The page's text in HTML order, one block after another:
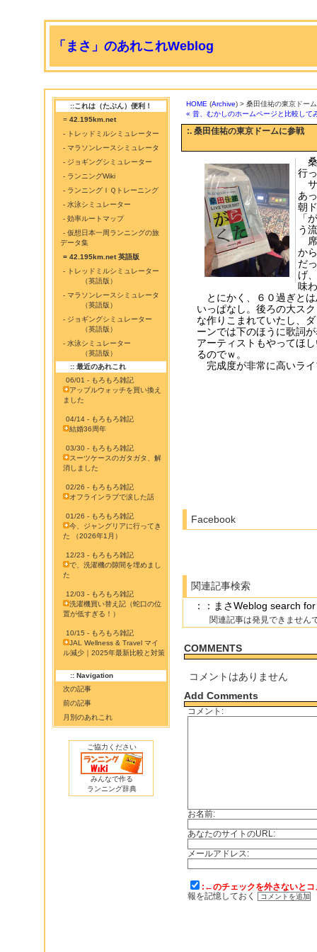
「まさ」のあれこれWeblog
::これは（たぶん）便利！
= 42.195km.net
- トレッドミルシミュレーター
- マラソンレースシミュレータ
- ジョギングシミュレーター
- ランニングWiki
- ランニングＩＱトレーニング
- 水泳シミュレーター
- 効率ルートマップ
- 仮想日本一周ランニングの旅
データ集
= 42.195km.net 英語版
- トレッドミルシミュレーター
（英語版）
- マラソンレースシミュレータ
（英語版）
- ジョギングシミュレーター
（英語版）
- 水泳シミュレーター
（英語版）
:: 最近のあれこれ
06/01 - もろもろ雑記
アップルウォッチを買い換え
ました
04/14 - もろもろ雑記
結婚36周年
03/30 - もろもろ雑記
スーツケースのガタガタ、解
消しました
02/26 - もろもろ雑記
オフラインラブで涙した話
01/26 - もろもろ雑記
今、ジャングリアに行ってき
た （2026年1月）
12/23 - もろもろ雑記
で、洗濯機の隙間を埋めまし
た
12/03 - もろもろ雑記
洗濯機買い替え記（蛇口の位
置が低すぎる！）
10/15 - もろもろ雑記
JAL Wellness & Travel マイ
ル減少｜2025年最新比較と対策
:: Navigation
次の記事
前の記事
月別のあれこれ
ご協力ください
みんなで作る
ランニング辞典
HOME (Archive) > 桑田佳祐の東京ドー
« 昔、むかしのホームページと比較して
:. 桑田佳祐の東京ドームに参戦
桑
行
サ
あ
朝
「
う
席
か
だ
げ
味
とにかく、６０過ぎと
いっぱなし。後ろの大ス
な作りこまれていたし、
ーンでは下のほうに歌詞
アーティストもやってほ
るのでｗ。
完成度が非常に高いラ
Facebook
関連記事検索
：：まさWeblog search
関連記事は発見できません
COMMENTS
コメントはありません
Add Comments
コメント:
お名前:
あなたのサイトのURL:
メールアドレス:
:←のチェックを外さないと
報を記憶しておく